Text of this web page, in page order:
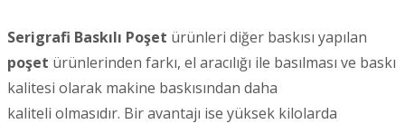
Serigrafi Baskılı Poşet ürünleri diğer baskısı yapılan
poşet ürünlerinden farkı, el aracılığı ile basılması ve baskı
kalitesi olarak makine baskısından daha
kaliteli olmasıdır. Bir avantajı ise yüksek kilolarda